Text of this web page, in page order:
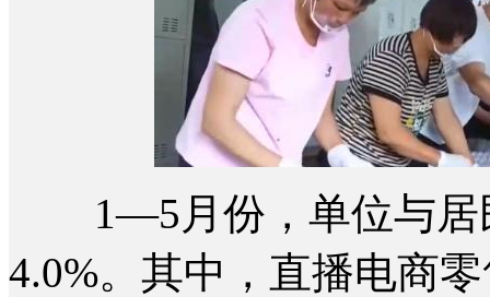
1—5月份，单位与居
4.0%。其中，直播电商